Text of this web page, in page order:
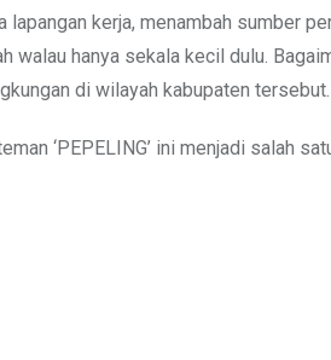
kerja, menambah sumber
walau hanya sekala kecil dulu.
di wilayah kabupaten tersebut.
‘PEPELING’ ini menjadi salah